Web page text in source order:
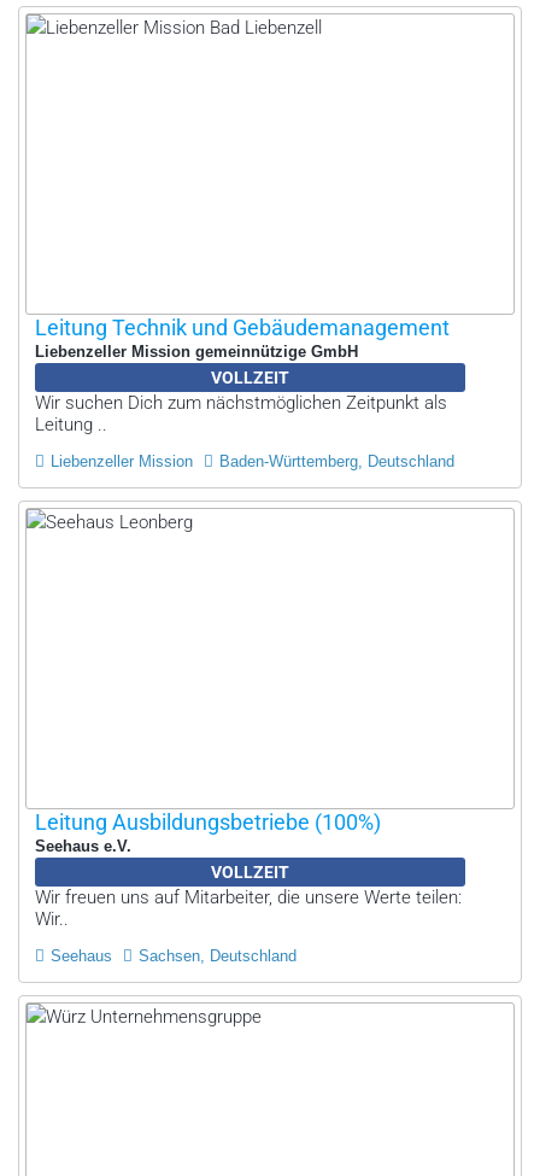
Leitung Technik und Gebäudemanagement
Liebenzeller Mission gemeinnützige GmbH
VOLLZEIT
Wir suchen Dich zum nächstmöglichen Zeitpunkt als
Leitung ..
Liebenzeller Mission Baden-Württemberg, Deutschland
Leitung Ausbildungsbetriebe (100%)
Seehaus e.V.
VOLLZEIT
Wir freuen uns auf Mitarbeiter, die unsere Werte teilen:
Wir..
Seehaus Sachsen, Deutschland